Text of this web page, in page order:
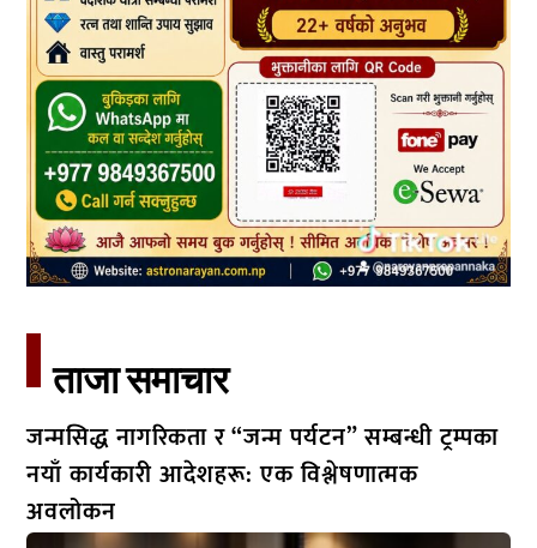
ताजा समाचार​
जन्मसिद्ध नागरिकता र “जन्म पर्यटन” सम्बन्धी ट्रम्पका
नयाँ कार्यकारी आदेशहरू: एक विश्लेषणात्मक
अवलोकन